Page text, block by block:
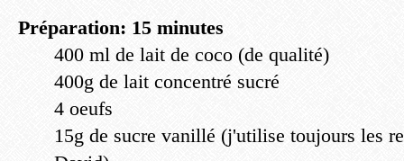
Préparation: 15 minutes
400 ml de lait de coco (de qualité)
400g de lait concentré sucré
4 oeufs
15g de sucre vanillé (j'utilise toujours les